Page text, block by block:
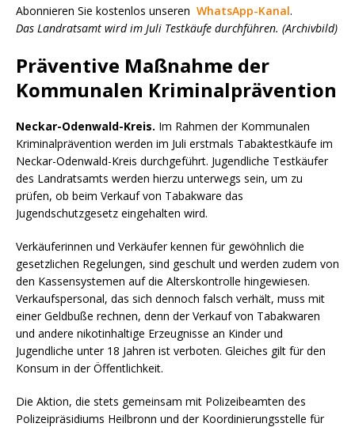
Abonnieren Sie kostenlos unseren WhatsApp-Kanal.
Das Landratsamt wird im Juli Testkäufe durchführen. (Archivbild)
Präventive Maßnahme der
Kommunalen Kriminalprävention
Neckar-Odenwald-Kreis. Im Rahmen der Kommunalen
Kriminalprävention werden im Juli erstmals Tabaktestkäufe im
Neckar-Odenwald-Kreis durchgeführt. Jugendliche Testkäufer
des Landratsamts werden hierzu unterwegs sein, um zu
prüfen, ob beim Verkauf von Tabakware das
Jugendschutzgesetz eingehalten wird.
Verkäuferinnen und Verkäufer kennen für gewöhnlich die
gesetzlichen Regelungen, sind geschult und werden zudem von
den Kassensystemen auf die Alterskontrolle hingewiesen.
Verkaufspersonal, das sich dennoch falsch verhält, muss mit
einer Geldbuße rechnen, denn der Verkauf von Tabakwaren
und andere nikotinhaltige Erzeugnisse an Kinder und
Jugendliche unter 18 Jahren ist verboten. Gleiches gilt für den
Konsum in der Öffentlichkeit.
Die Aktion, die stets gemeinsam mit Polizeibeamten des
Polizeipräsidiums Heilbronn und der Koordinierungsstelle für